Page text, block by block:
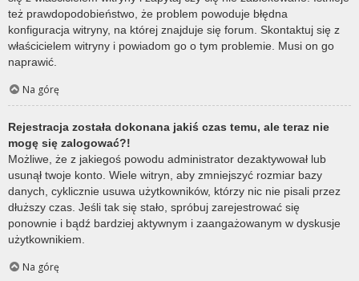
też prawdopodobieństwo, że problem powoduje błędna
konfiguracja witryny, na której znajduje się forum. Skontaktuj się z
właścicielem witryny i powiadom go o tym problemie. Musi on go
naprawić.
Na górę
Rejestracja została dokonana jakiś czas temu, ale teraz nie
mogę się zalogować?!
Możliwe, że z jakiegoś powodu administrator dezaktywował lub
usunął twoje konto. Wiele witryn, aby zmniejszyć rozmiar bazy
danych, cyklicznie usuwa użytkowników, którzy nic nie pisali przez
dłuższy czas. Jeśli tak się stało, spróbuj zarejestrować się
ponownie i bądź bardziej aktywnym i zaangażowanym w dyskusje
użytkownikiem.
Na górę